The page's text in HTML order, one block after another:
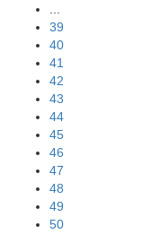
...
39
40
41
42
43
44
45
46
47
48
49
50